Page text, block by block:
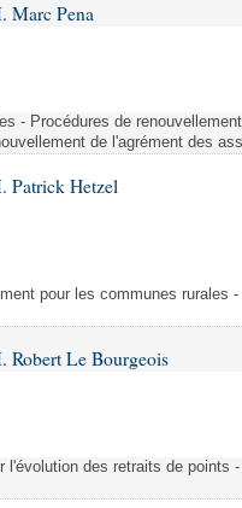
Marc Pena
- Procédures de
de l'agrément des
Patrick Hetzel
pour les communes rurales
Robert Le Bourgeois
l'évolution des retraits de points